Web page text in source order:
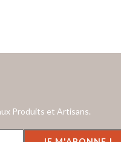
Produits et Artisans.